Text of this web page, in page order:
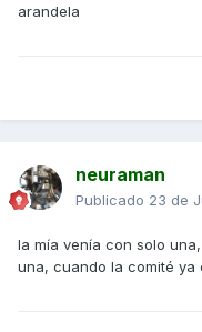
arandela
neuraman
Publicado 23 de
la mía venía con solo
una, cuando la comité ya